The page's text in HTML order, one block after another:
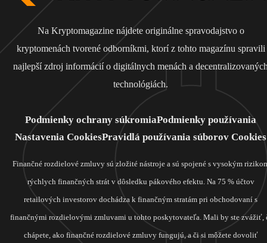
Na Kryptomagazine nájdete originálne spravodajstvo o
kryptomenách tvorené odborníkmi, ktorí z tohto magazínu spravili
najlepší zdroj informácií o digitálnych menách a
technológiách.
Podmienky ochrany súkromiaPodmienky používania
Nastavenia CookiesPravidlá používania súborov Cookies
Finančné rozdielové zmluvy sú zložité nástroje a sú spojené s vysokým
rýchlych finančných strát v dôsledku pákového efektu. Na 75 % účtov
retailových investorov dochádza k finančným stratám pri obchodovaní s
finančnými rozdielovými zmluvami u tohto poskytovateľa. Mali by ste zvážiť,
chápete, ako finančné rozdielové zmluvy fungujú, a či si môžete dovoliť